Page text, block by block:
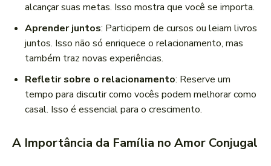
alcançar suas metas. Isso mostra que você se importa.
Aprender juntos: Participem de cursos ou leiam livros
juntos. Isso não só enriquece o relacionamento, mas
também traz novas experiências.
Refletir sobre o relacionamento: Reserve um
tempo para discutir como vocês podem melhorar como
casal. Isso é essencial para o crescimento.
A Importância da Família no Amor Conjugal